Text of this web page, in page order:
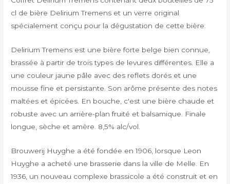
cl de bière Delirium Tremens et un verre original
spécialement conçu pour la dégustation de cette bière.
Delirium Tremens est une bière forte belge bien connue,
brassée à partir de trois types de levures différentes. Elle a
une couleur jaune pâle avec des reflets dorés et une
mousse fine et persistante. Son arôme présente des notes
maltées et épicées. En bouche, c'est une bière chaude et
robuste avec un arrière-plan fruité et balsamique. Finale
longue, sèche et amère. 8,5% alc/vol.
Brouwerij Huyghe a été fondée en 1906, lorsque Leon
Huyghe a acheté une brasserie dans la ville de Melle. En
1936, un nouveau complexe brassicole a été construit et en